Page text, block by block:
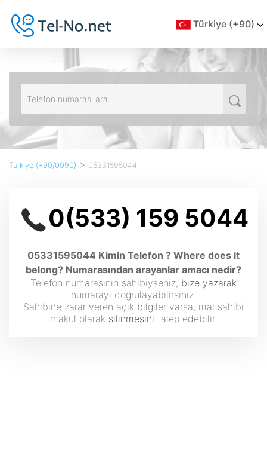
Türkiye (+90)
Türkiye (+90/0090) > 05331595044
0(533) 159 5044
05331595044 Kimin Telefon ? Where does it
belong? Numarasından arayanlar amacı nedir?
Telefon numarasının sahibiyseniz, bize yazarak
numarayı doğrulayabilirsiniz.
Sahibine zarar veren açık bilgiler varsa, mal sahibi
makul olarak silinmesini talep edebilir.